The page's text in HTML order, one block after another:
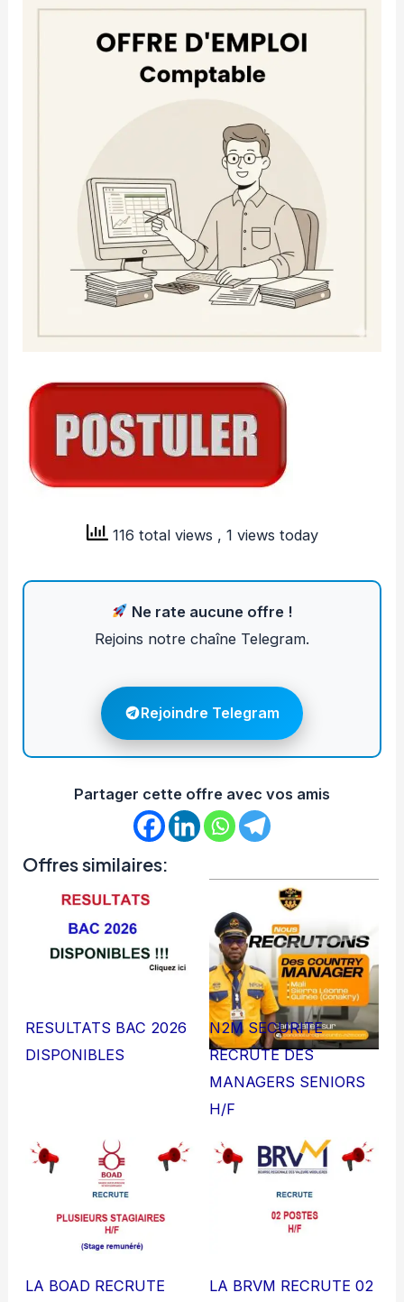
116 total views , 1 views today
Ne rate aucune offre !
Rejoins notre chaîne Telegram.
Rejoindre Telegram
Partager cette offre avec vos amis
Offres similaires:
RESULTATS BAC 2026
DISPONIBLES
N2M SECURITE
RECRUTE DES
MANAGERS SENIORS
H/F
LA BOAD RECRUTE
LA BRVM RECRUTE 02